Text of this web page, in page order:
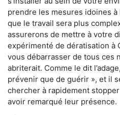
prendre les mesures idoines
que le travail sera plus
assurerons de mettre à votre
expérimenté de dératisation à
vous débarrasser de tous ces
abriterait. Comme le dit
prévenir que de guérir », et il
chercher à rapidement
avoir remarqué leur présence.